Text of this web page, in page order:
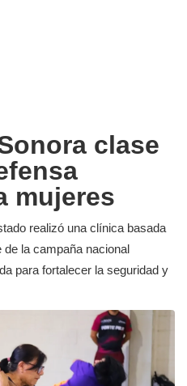
clase
mujeres
realizó una clínica basada
la campaña nacional
para fortalecer la seguridad y